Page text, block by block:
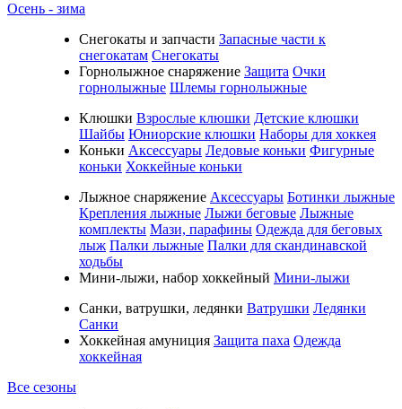
Осень - зима
Cнегокаты и запчасти Запасные части к
снегокатам Снегокаты
Горнолыжное снаряжение Защита Очки
горнолыжные Шлемы горнолыжные
Клюшки Взрослые клюшки Детские клюшки
Шайбы Юниорские клюшки Наборы для хоккея
Коньки Аксессуары Ледовые коньки Фигурные
коньки Хоккейные коньки
Лыжное снаряжение Аксессуары Ботинки лыжные
Крепления лыжные Лыжи беговые Лыжные
комплекты Мази, парафины Одежда для беговых
лыж Палки лыжные Палки для скандинавской
ходьбы
Мини-лыжи, набор хоккейный Мини-лыжи
Санки, ватрушки, ледянки Ватрушки Ледянки
Санки
Хоккейная амуниция Защита паха Одежда
хоккейная
Все сезоны